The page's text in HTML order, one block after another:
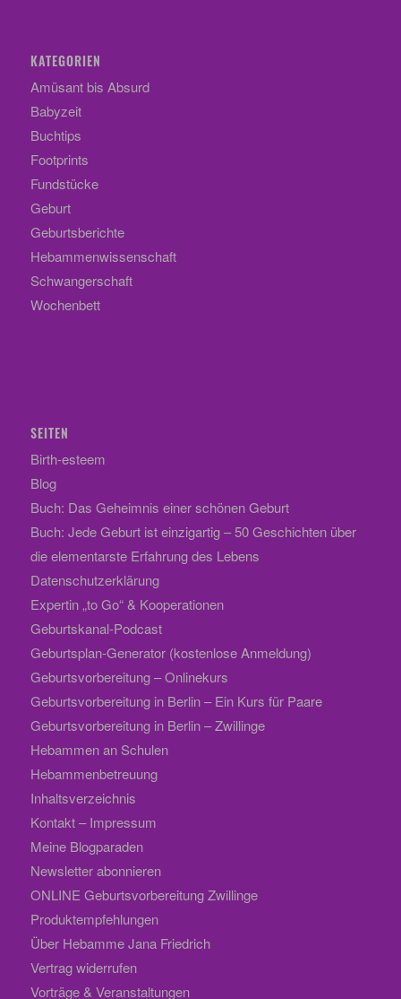
KATEGORIEN
Amüsant bis Absurd
Babyzeit
Buchtips
Footprints
Fundstücke
Geburt
Geburtsberichte
Hebammenwissenschaft
Schwangerschaft
Wochenbett
SEITEN
Birth-esteem
Blog
Buch: Das Geheimnis einer schönen Geburt
Buch: Jede Geburt ist einzigartig – 50 Geschichten über
die elementarste Erfahrung des Lebens
Datenschutzerklärung
Expertin „to Go“ & Kooperationen
Geburtskanal-Podcast
Geburtsplan-Generator (kostenlose Anmeldung)
Geburtsvorbereitung – Onlinekurs
Geburtsvorbereitung in Berlin – Ein Kurs für Paare
Geburtsvorbereitung in Berlin – Zwillinge
Hebammen an Schulen
Hebammenbetreuung
Inhaltsverzeichnis
Kontakt – Impressum
Meine Blogparaden
Newsletter abonnieren
ONLINE Geburtsvorbereitung Zwillinge
Produktempfehlungen
Über Hebamme Jana Friedrich
Vertrag widerrufen
Vorträge & Veranstaltungen